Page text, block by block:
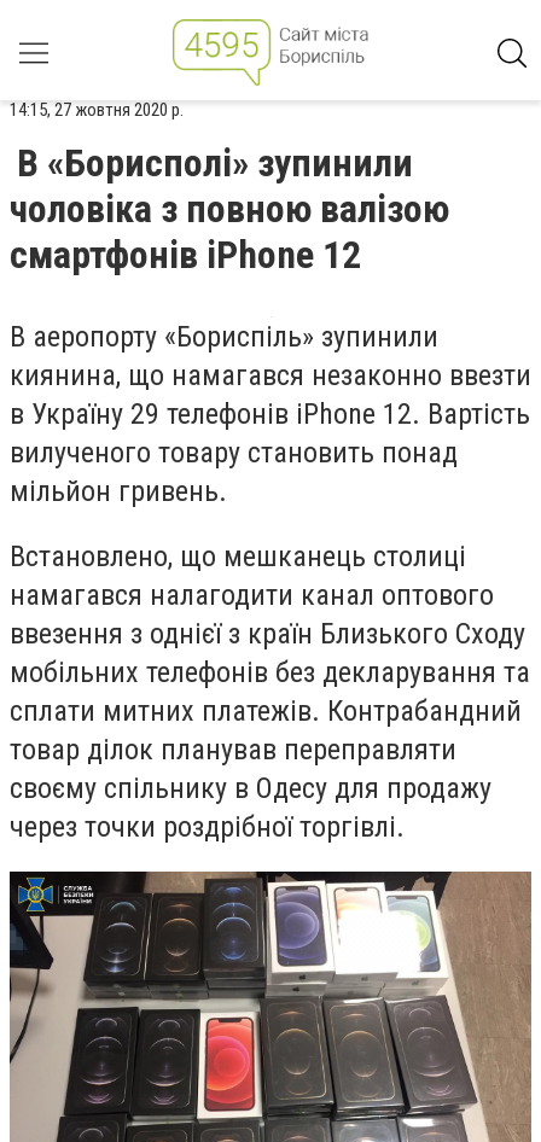
14:15, 27 жовтня 2020 р.
В «Борисполі» зупинили
чоловіка з повною валізою
смартфонів iPhone 12
В аеропорту «Бориспіль» зупинили
киянина, що намагався незаконно ввезти
в Україну 29 телефонів iPhone 12. Вартість
вилученого товару становить понад
мільйон гривень.
Встановлено, що мешканець столиці
намагався налагодити канал оптового
ввезення з однієї з країн Близького Сходу
мобільних телефонів без декларування та
сплати митних платежів. Контрабандний
товар ділок планував переправляти
своєму спільнику в Одесу для продажу
через точки роздрібної торгівлі.